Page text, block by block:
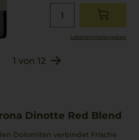
Lebensmittel­angaben
1 von 12
Dinotte Red Blend
Dolomiten verbindet Frische